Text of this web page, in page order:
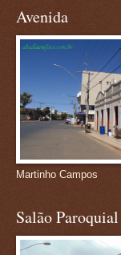
Avenida
Martinho Campos
Salão Paroquial